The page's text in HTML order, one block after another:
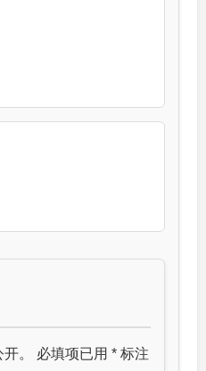
。 必填项已用 * 标注